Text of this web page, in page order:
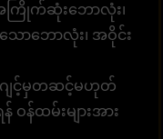
ကြိုက်ဆုံးဘောလုံး၊
ာဘောလုံး၊ အဝိုင်း
ဂျင့်မှတဆင့်မဟုတ်
ဝန်ထမ်းများအား